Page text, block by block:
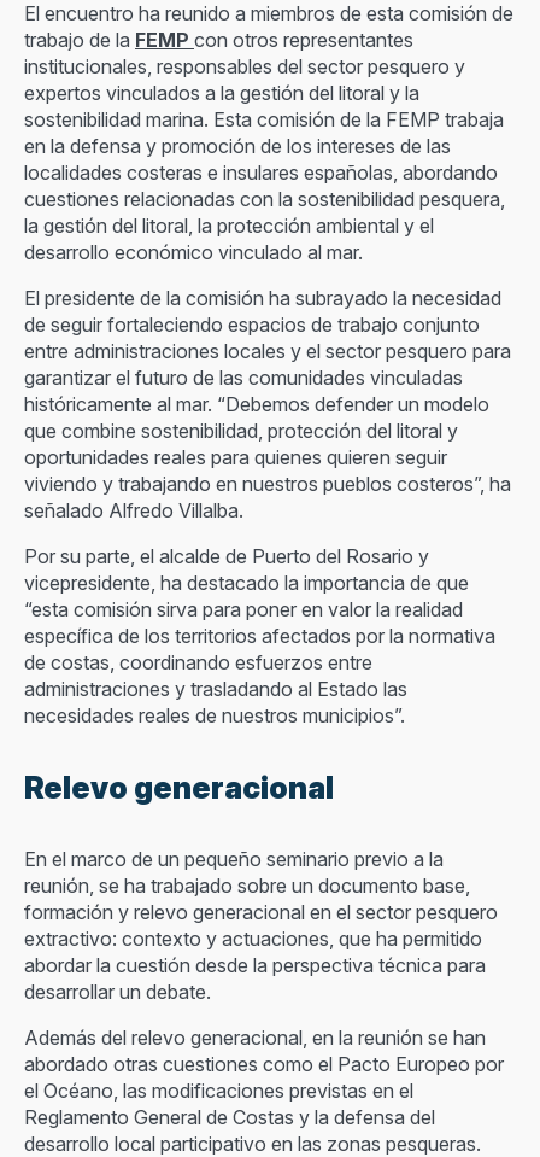
El encuentro ha reunido a miembros de esta comisión de
trabajo de la FEMP con otros representantes
institucionales, responsables del sector pesquero y
expertos vinculados a la gestión del litoral y la
sostenibilidad marina. Esta comisión de la FEMP trabaja
en la defensa y promoción de los intereses de las
localidades costeras e insulares españolas, abordando
cuestiones relacionadas con la sostenibilidad pesquera,
la gestión del litoral, la protección ambiental y el
desarrollo económico vinculado al mar.
El presidente de la comisión ha subrayado la necesidad
de seguir fortaleciendo espacios de trabajo conjunto
entre administraciones locales y el sector pesquero para
garantizar el futuro de las comunidades vinculadas
históricamente al mar. “Debemos defender un modelo
que combine sostenibilidad, protección del litoral y
oportunidades reales para quienes quieren seguir
viviendo y trabajando en nuestros pueblos costeros”, ha
señalado Alfredo Villalba.
Por su parte, el alcalde de Puerto del Rosario y
vicepresidente, ha destacado la importancia de que
“esta comisión sirva para poner en valor la realidad
específica de los territorios afectados por la normativa
de costas, coordinando esfuerzos entre
administraciones y trasladando al Estado las
necesidades reales de nuestros municipios”.
Relevo generacional
En el marco de un pequeño seminario previo a la
reunión, se ha trabajado sobre un documento base,
formación y relevo generacional en el sector pesquero
extractivo: contexto y actuaciones, que ha permitido
abordar la cuestión desde la perspectiva técnica para
desarrollar un debate.
Además del relevo generacional, en la reunión se han
abordado otras cuestiones como el Pacto Europeo por
el Océano, las modificaciones previstas en el
Reglamento General de Costas y la defensa del
desarrollo local participativo en las zonas pesqueras.